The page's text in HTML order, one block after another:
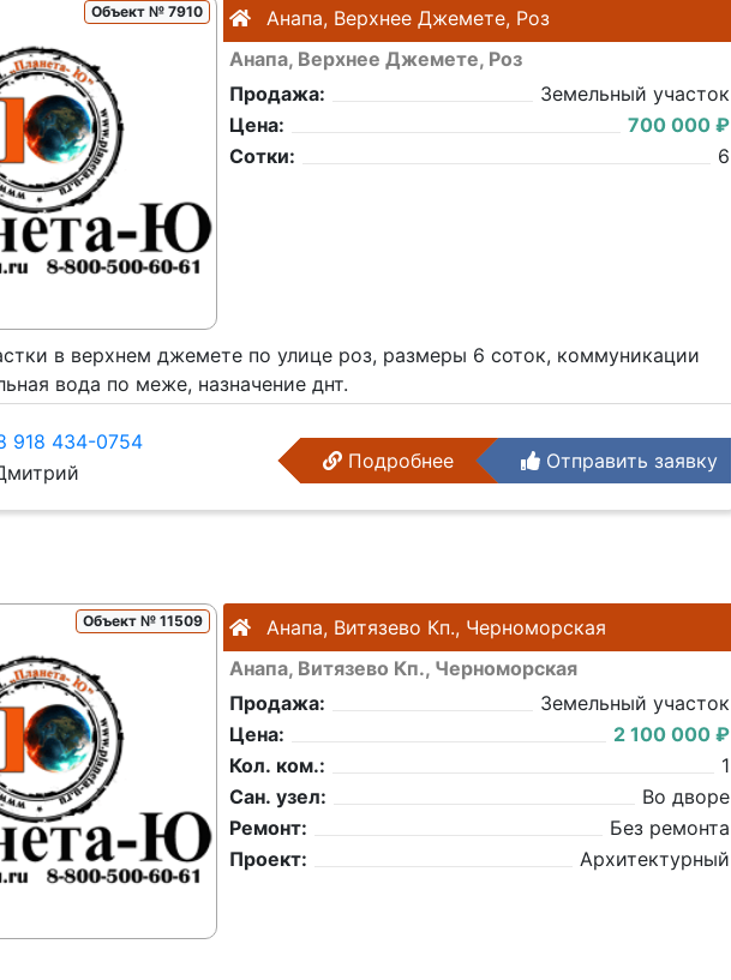
Объект № 7910
Анапа, Верхнее Джемете, Роз
Анапа, Верхнее Джемете, Роз
Продажа:
Земельный участок
Цена:
700 000 ₽
Сотки:
6
в верхнем джемете по улице роз, размеры 6 соток, коммуникации
вода по меже, назначение днт.
918 434-0754
Подробнее Отправить заявку
Объект № 11509
Анапа, Витязево Кп., Черноморская
Анапа, Витязево Кп., Черноморская
Продажа:
Земельный участок
Цена:
2 100 000 ₽
Кол. ком.:
1
Сан. узел:
Во дворе
Ремонт:
Без ремонта
Проект:
Архитектурный